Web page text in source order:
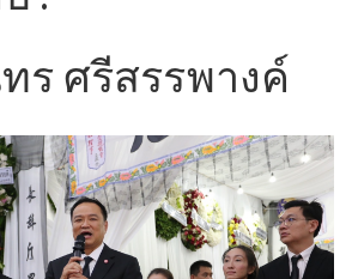
ร ศรีสรรพางค์